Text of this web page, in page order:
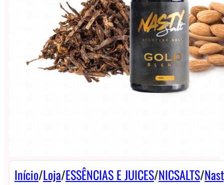
Início/Loja/ESSÊNCIAS E JUICES/NICSALTS/